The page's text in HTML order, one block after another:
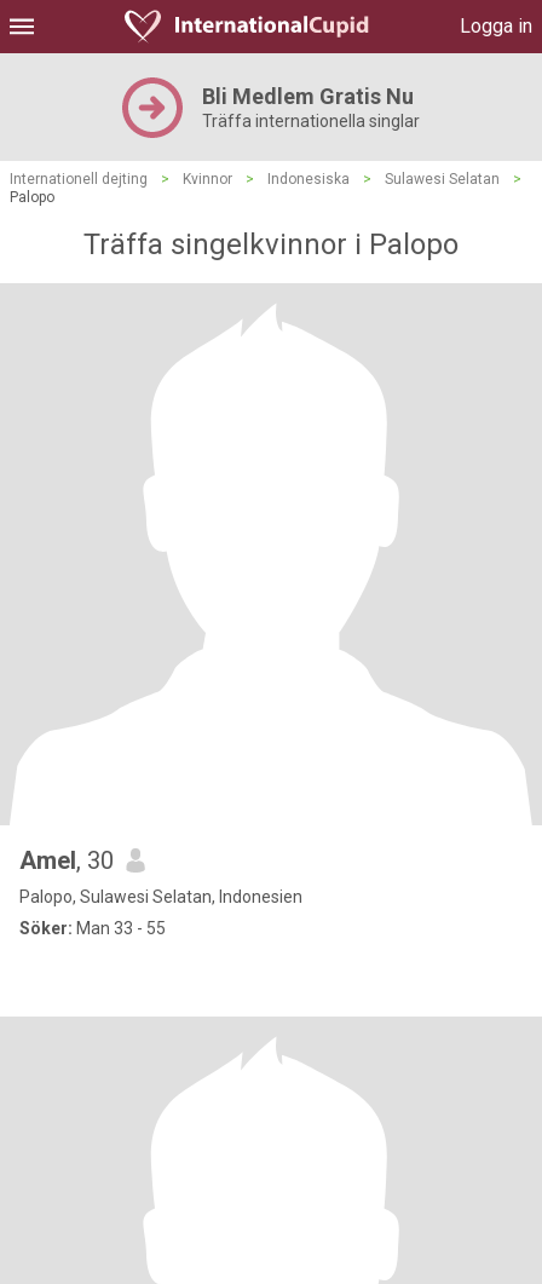
Logga in
Bli Medlem Gratis Nu
Träffa internationella singlar
Internationell dejting > Kvinnor > Indonesiska > Sulawesi Selatan
>
Palopo
Träffa singelkvinnor i Palopo
Amel, 30
Palopo, Sulawesi Selatan, Indonesien
Söker: Man 33 - 55